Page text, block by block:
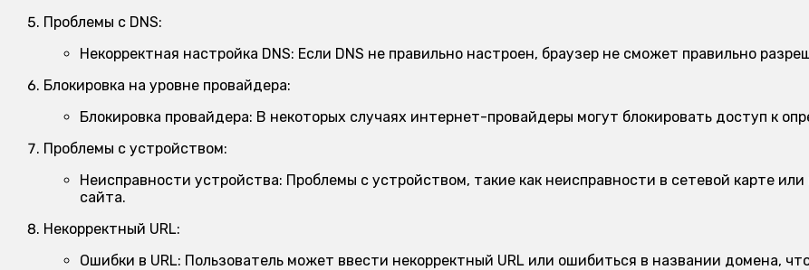
Проблемы с DNS:
Некорректная настройка DNS: Если DNS не правильно настроен, браузер не сможет правильно
Блокировка на уровне провайдера:
Блокировка провайдера: В некоторых случаях интернет-провайдеры могут блокировать доступ к
Проблемы с устройством:
Неисправности устройства: Проблемы с устройством, такие как неисправности в сетевой карте
сайта.
Некорректный URL:
Ошибки в URL: Пользователь может ввести некорректный URL или ошибиться в названии домена,